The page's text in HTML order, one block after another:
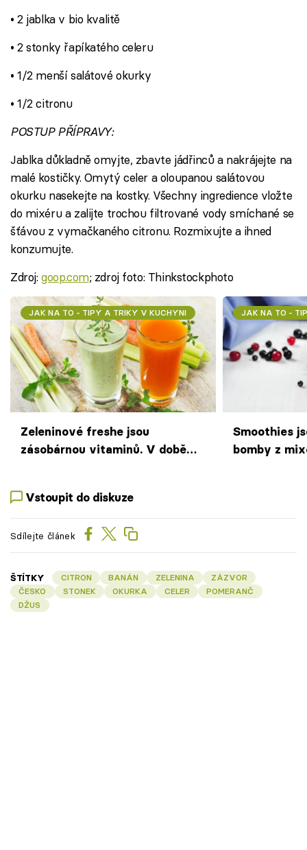
• 2 jablka v bio kvalitě
• 2 stonky řapíkatého celeru
• 1/2 menší salátové okurky
• 1/2 citronu
POSTUP PŘÍPRAVY:
Jablka důkladně omyjte, zbavte jádřinců a nakrájejte na
malé kostičky. Omytý celer a oloupanou salátovou
okurku nasekejte na kostky. Všechny ingredience vložte
do mixéru a zalijte trochou filtrované vody smíchané se
šťávou z vymačkaného citronu. Rozmixujte a ihned
konzumujte.
Zdroj:goop.com; zdroj foto: Thinkstockphoto
JAK NA TO - TIPY A TRIKY V KUCHYNI
Zeleninové freshe jsou
zásobárnou vitaminů. V době
JAK NA TO -
Smoothies
bomby z
Vstoupit do diskuze
Sdílejte článek
ŠTÍTKY CITRON BANÁN ZELENINA
ZÁZVOR
ČESKO
STONEK OKURKA CELER
POMERANČ
DŽUS